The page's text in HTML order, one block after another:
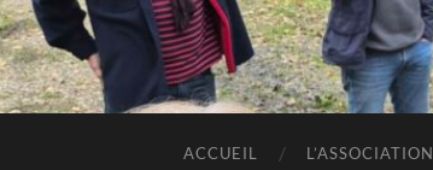
ACCUEIL L’ASSOCIATION